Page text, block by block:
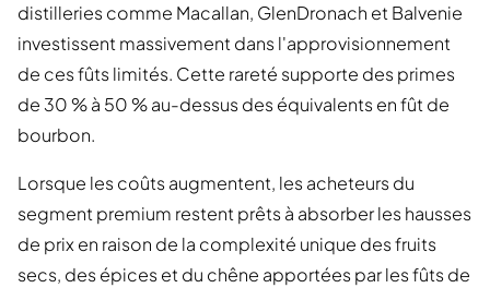
distilleries comme Macallan, GlenDronach et Balvenie
investissent massivement dans l'approvisionnement
de ces fûts limités. Cette rareté supporte des primes
de 30 % à 50 % au-dessus des équivalents en fût de
bourbon.
Lorsque les coûts augmentent, les acheteurs du
segment premium restent prêts à absorber les hausses
de prix en raison de la complexité unique des fruits
secs, des épices et du chêne apportées par les fûts de